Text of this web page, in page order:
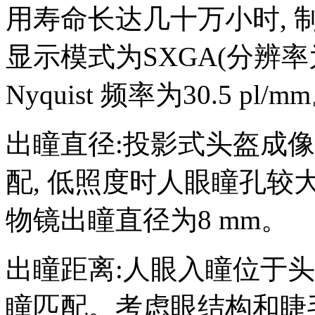
用寿命长达几十万小时,
显示模式为SXGA(分辨
Nyquist 频率为30.5 pl/
出瞳直径:投影式头盔成
配, 低照度时人眼瞳孔较
物镜出瞳直径为8 mm。
出瞳距离:人眼入瞳位于
瞳匹配。考虑眼结构和